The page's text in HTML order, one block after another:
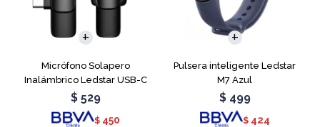
Micrófono Solapero
Inalámbrico Ledstar USB-C
$ 529
$ 450
Pulsera inteligente Ledstar
M7 Azul
$ 499
$ 424